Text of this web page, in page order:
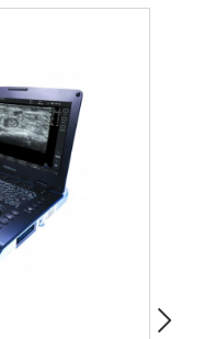
пациентов.
на сайте.